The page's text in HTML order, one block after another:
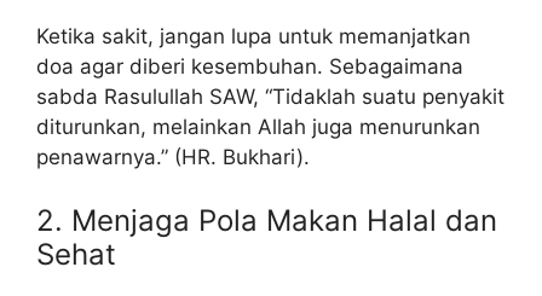
Ketika sakit, jangan lupa untuk memanjatkan
doa agar diberi kesembuhan. Sebagaimana
sabda Rasulullah SAW, “Tidaklah suatu penyakit
diturunkan, melainkan Allah juga menurunkan
penawarnya.” (HR. Bukhari).
2. Menjaga Pola Makan Halal dan
Sehat